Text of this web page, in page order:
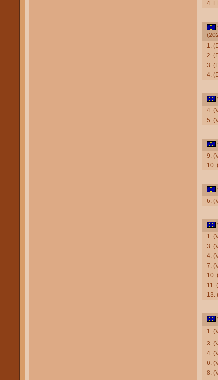
4.
1.
2.
3.
4.
4.
5.
9.
10.
6.
1.
3.
4.
7.
10.
11.
13.
1.
3.
4.
6.
8.